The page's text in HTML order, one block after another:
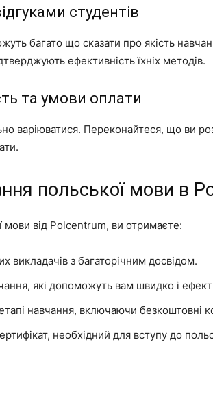
студентів
багато що сказати про якість
ефективність їхніх методів.
та умови оплати
варіюватися. Переконайтеся, що ви
польської мови в
від Polcentrum, ви отримаєте:
викладачів з багаторічним досвідом.
які допоможуть вам швидко і
навчання, включаючи безкоштовні
необхідний для вступу до